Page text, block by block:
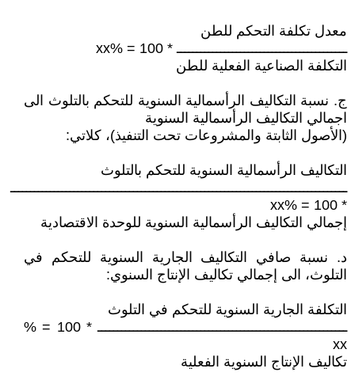
معدل تكلفة التحكم للطن
ـــــــــــــــــــــــــــــــــــــــــــ * 100 = %xx
التكلفة الصناعية الفعلية للطن
ج. نسبة التكاليف الرأسمالية السنوية للتحكم بالتلوث الى
اجمالي التكاليف الرأسمالية السنوية
(الأصول الثابتة والمشروعات تحت التنفيذ)، كلاتي:
التكاليف الرأسمالية السنوية للتحكم بالتلوث
ـــــــــــــــــــــــــــــــــــــــــــــــــــــــــــــــــــــــــــــــــــــ
* 100 = %xx
إجمالي التكاليف الرأسمالية السنوية للوحدة الاقتصادية
د. نسبة صافي التكاليف الجارية السنوية للتحكم في
التلوث، الى إجمالي تكاليف الإنتاج السنوي:
التكلفة الجارية السنوية للتحكم في التلوث
ـــــــــــــــــــــــــــــــــــــــــــــــــــــــــــــــ * 100 = %
xx
تكاليف الإنتاج السنوية الفعلية